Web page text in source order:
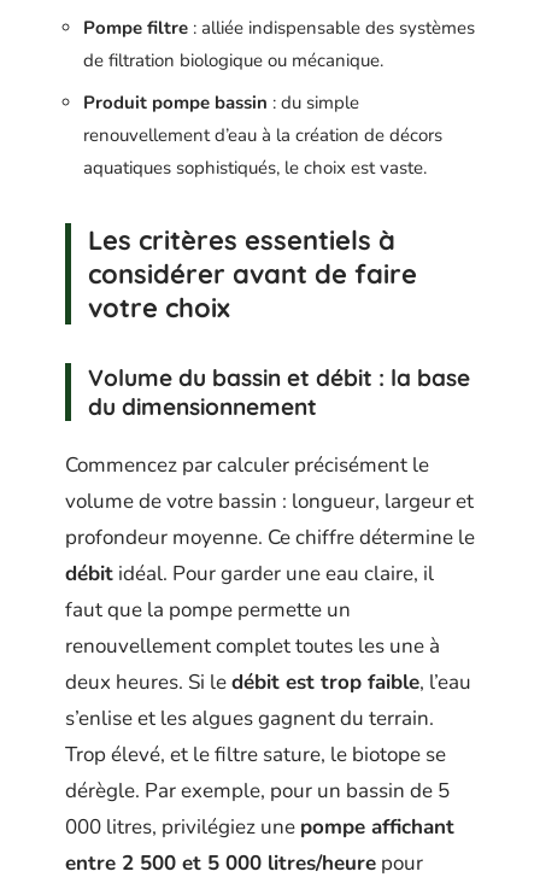
Pompe filtre : alliée indispensable des systèmes
de filtration biologique ou mécanique.
Produit pompe bassin : du simple
renouvellement d’eau à la création de décors
aquatiques sophistiqués, le choix est vaste.
Les critères essentiels à
considérer avant de faire
votre choix
Volume du bassin et débit : la base
du dimensionnement
Commencez par calculer précisément le
volume de votre bassin : longueur, largeur et
profondeur moyenne. Ce chiffre détermine le
débit idéal. Pour garder une eau claire, il
faut que la pompe permette un
renouvellement complet toutes les une à
deux heures. Si ledébit est trop faible, l’eau
s’enlise et les algues gagnent du terrain.
Trop élevé, et le filtre sature, le biotope se
dérègle. Par exemple, pour un bassin de 5
000 litres, privilégiez une pompe affichant
entre 2 500 et 5 000 litres/heure pour